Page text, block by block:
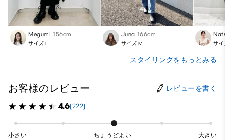
Megumi 156cm
サイズ:L
Juna 166cm
サイズ:M サ
スタイリングをもっとみる
お客様のレビュー レビューを書く
4.6(222)
小さい ちょうどよい 大きい